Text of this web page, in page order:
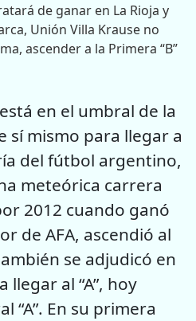
de ganar en La Rioja y
Unión Villa Krause no
ascender a la Primera “B”
en el umbral de la
sí mismo para llegar a
del fútbol argentino,
meteórica carrera
2012 cuando ganó
de AFA, ascendió al
se adjudicó en
al “A”, hoy
“A”. En su primera